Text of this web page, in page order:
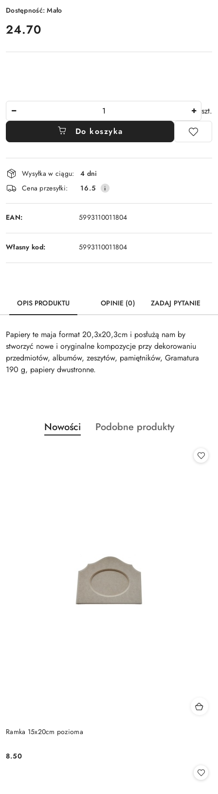
Dostępność:Mało
cena:
24.70
szt.
Do koszyka
Dostępność
i
dostawa
Wysyłka w ciągu:
4 dni
Cena przesyłki:
16.5
EAN: 5993110011804
Własny kod: 5993110011804
OPIS PRODUKTU OPINIE (0) ZADAJ PYTANIE
Papiery te maja format 20,3x20,3cm i posłużą nam by
stworzyć nowe i oryginalne kompozycje przy dekorowaniu
przedmiotów, albumów, zeszytów, pamiętników, Gramatura
190 g, papiery dwustronne.
Pomiń karuzelę produktów
Produkty
o
Nowości
Produkty
Podobne produkty
Ramka 15x20cm pozioma
Cena:
8.50